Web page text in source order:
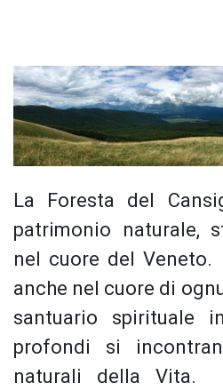
La Foresta del
patrimonio naturale,
nel cuore del Veneto.
anche nel cuore di
santuario
profondi si
naturali della Vita.